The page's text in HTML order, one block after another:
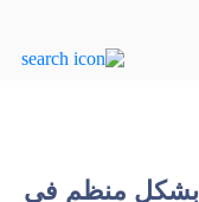
بشكل منظم في